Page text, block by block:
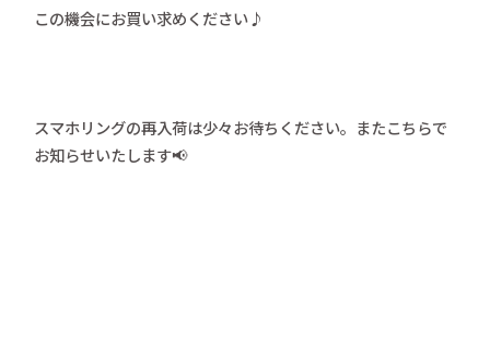
この機会にお買い求めください♪
スマホリングの再入荷は少々お待ちください。またこちらで
お知らせいたします📢